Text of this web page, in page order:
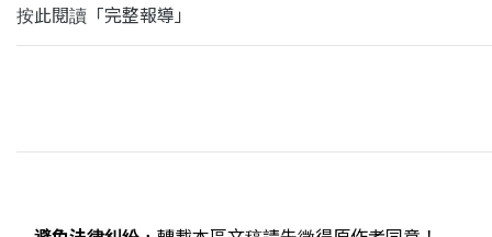
按此閱讀「完整報導」